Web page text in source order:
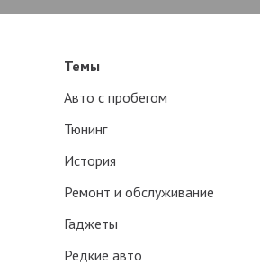
Темы
Авто с пробегом
Тюнинг
История
Ремонт и обслуживание
Гаджеты
Редкие авто